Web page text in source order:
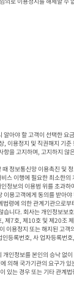
아야 할 고객이 선택한 요
이용정지 및 직권해지 기준
항을 고지하며, 고지하지 않
정보통신망 이용촉진 및
스 이행에 필요한 최소한
정보의 이용범 위를 초과
이용고객에게 동의를 받아
령에 의한 관계기관으로
습니다. 회사는 개인정보보
제7호, 제10호 및 제20조
이용정지 또는 해지된 고객
등록번호, 사 업자등록번
인정보를 본인의 승낙 없
의해 국가기관의 요구가
있는 경우 또는 기타 관계